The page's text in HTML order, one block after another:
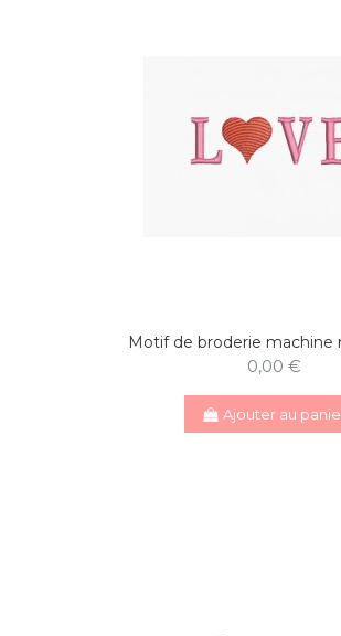
Motif de broderie machine
0,00 €
Ajouter au